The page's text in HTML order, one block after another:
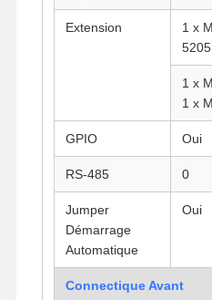
Aperçu
Extension
1 x
1 x
1 x
GPIO Oui
RS-485 0
Jumper
Démarrage
Automatique
Oui
Connectique Avant